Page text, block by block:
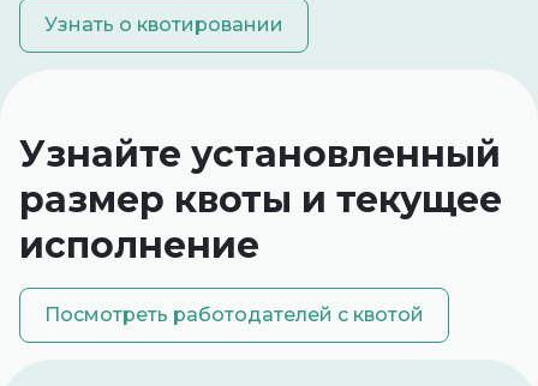
Узнать о квотировании
Узнайте установленный
размер квоты и текущее
исполнение
Посмотреть работодателей с квотой